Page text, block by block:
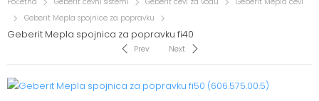
Geberit Mepla spojnice za popravku
Geberit Mepla spojnica za popravku fi40
Prev Next